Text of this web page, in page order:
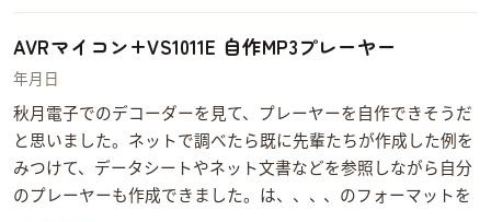
AVRマイコン+VS1011E 自作MP3プレーヤー
2014年6月2日
秋月電子でVS1011EのMP3デコーダーを見て、MP3プレーヤーを自作できそうだ
と思いました。ネットで調べたら既に先輩たちが作成した例を
みつけて、データシートやネット文書などを参照しながら自分
のMP3プレーヤーも作成できました。 VS1011EはMP1、MP2、MP3、WAV、PCMのフォーマットを320 kbit/…